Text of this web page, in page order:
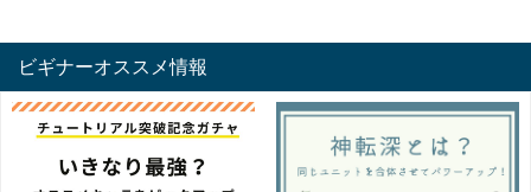
ビギナーオススメ情報